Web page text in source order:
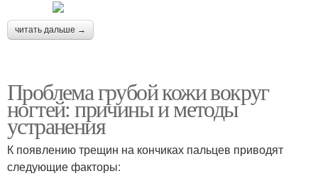
читать дальше →
Проблема грубой кожи вокруг
ногтей: причины и методы
устранения
К появлению трещин на кончиках пальцев приводят
следующие факторы: